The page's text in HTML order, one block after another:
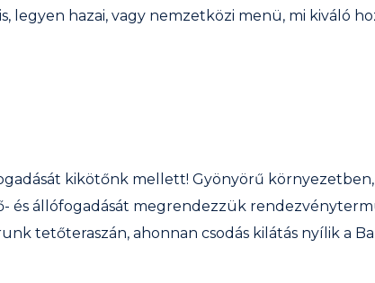
legyen hazai, vagy nemzetközi menü, mi kiváló
kikötőnk mellett! Gyönyörű
és állófogadását megrendezzük
tetőteraszán, ahonnan csodás kilátás nyílik a